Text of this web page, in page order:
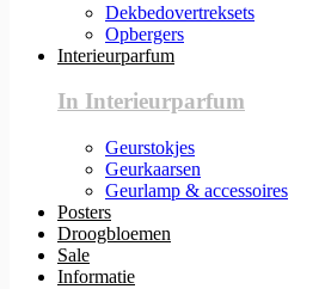
Dekbedovertreksets
Opbergers
Interieurparfum
In Interieurparfum
Geurstokjes
Geurkaarsen
Geurlamp & accessoires
Posters
Droogbloemen
Sale
Informatie